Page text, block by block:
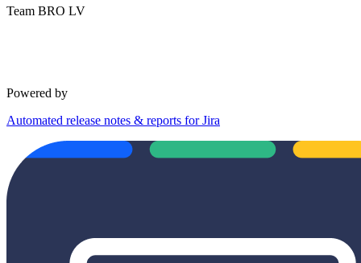
Team BRO LV
Powered by
Automated release notes & reports for Jira